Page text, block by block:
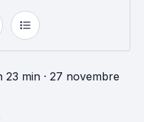
23 min · 27 novembre